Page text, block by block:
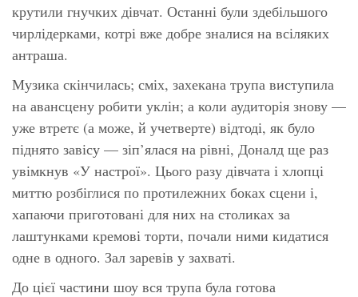
крутили гнучких дівчат. Останні були здебільшого
чирлідерками, котрі вже добре зналися на всіляких
антраша.
Музика скінчилась; сміх, захекана трупа виступила
на авансцену робити уклін; а коли аудиторія знову —
уже втретє (а може, й учетверте) відтоді, як було
піднято завісу — зіп’ялася на рівні, Доналд ще раз
увімкнув «У настрої». Цього разу дівчата і хлопці
миттю розбіглися по протилежних боках сцени і,
хапаючи приготовані для них на столиках за
лаштунками кремові торти, почали ними кидатися
одне в одного. Зал заревів у захваті.
До цієї частини шоу вся трупа була готова